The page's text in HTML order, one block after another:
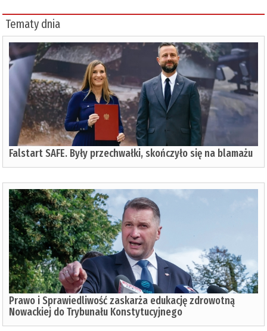
Tematy dnia
Falstart SAFE. Były przechwałki, skończyło się na blamażu
Prawo i Sprawiedliwość zaskarża edukację zdrowotną
Nowackiej do Trybunału Konstytucyjnego